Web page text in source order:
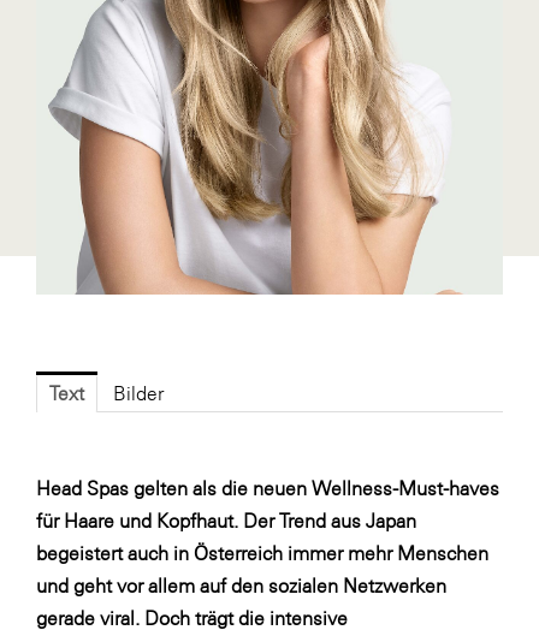
Darbo
Designer Outlets Parndorf und Salzburg
DOMOFERM
Essity
EY
FG UBIT Salzburg
foodaffairs
FV Energierohstoff & Kraftstoff
Gas Connect Austria
GBV - Verband gemeinnütziger
Bauvereinigungen
Getzner Werkstoffe
Text Bilder
Head Spas gelten als die neuen Wellness-Must-haves
für Haare und Kopfhaut. Der Trend aus Japan
begeistert auch in Österreich immer mehr Menschen
und geht vor allem auf den sozialen Netzwerken
gerade viral. Doch trägt die intensive